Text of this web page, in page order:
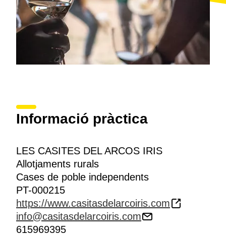
Informació pràctica
LES CASITES DEL ARCOS IRIS
Allotjaments rurals
Cases de poble independents
PT-000215
https://www.casitasdelarcoiris.com
info@casitasdelarcoiris.com
615969395